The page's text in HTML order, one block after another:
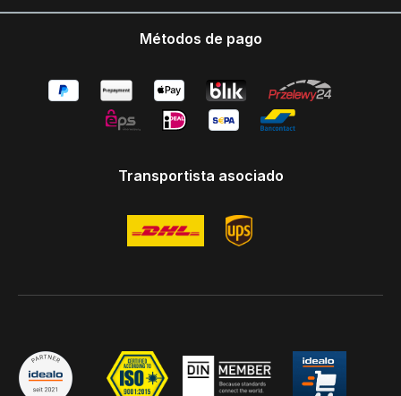
OGKFEEFLX-1PACK
1 Jahre Mechanische
Parameter Material:
Thermoplastisches
Polycarbonate (PC)
Genehmigungspflicht:
Hersteller Picotronic
Deutschland
info@picotronic.de
Métodos de pago
Transportista asociado